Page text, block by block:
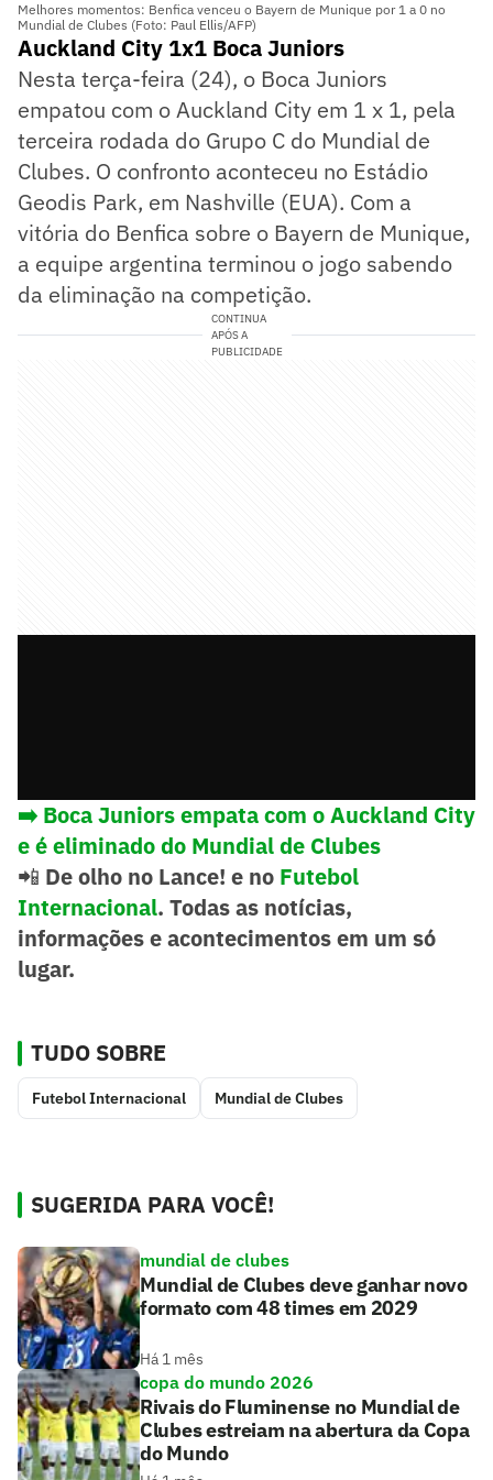
Melhores momentos: Benfica venceu o Bayern de Munique por 1 a 0 no
Mundial de Clubes (Foto: Paul Ellis/AFP)
Auckland City 1x1 Boca Juniors
Nesta terça-feira (24), o Boca Juniors
empatou com o Auckland City em 1 x 1, pela
terceira rodada do Grupo C do Mundial de
Clubes. O confronto aconteceu no Estádio
Geodis Park, em Nashville (EUA). Com a
vitória do Benfica sobre o Bayern de Munique,
a equipe argentina terminou o jogo sabendo
da eliminação na competição.
CONTINUA
APÓS A
PUBLICIDADE
➡️ Boca Juniors empata com o Auckland City
e é eliminado do Mundial de Clubes
📲 De olho no Lance! e no Futebol
Internacional. Todas as notícias,
informações e acontecimentos em um só
lugar.
TUDO SOBRE
Futebol Internacional Mundial de Clubes
SUGERIDA PARA VOCÊ!
mundial de clubes
Mundial de Clubes deve ganhar novo
formato com 48 times em 2029
Há 1 mês
copa do mundo 2026
Rivais do Fluminense no Mundial de
Clubes estreiam na abertura da Copa
do Mundo